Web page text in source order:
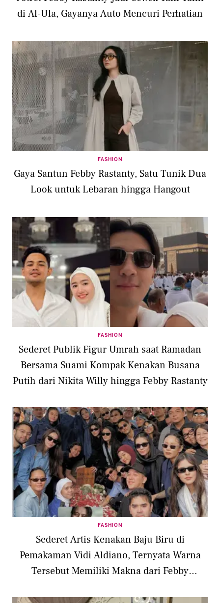
di Al-Ula, Gayanya Auto Mencuri Perhatian
FASHION
Gaya Santun Febby Rastanty, Satu Tunik Dua
Look untuk Lebaran hingga Hangout
FASHION
Sederet Publik Figur Umrah saat Ramadan
Bersama Suami Kompak Kenakan Busana
Putih dari Nikita Willy hingga Febby Rastanty
FASHION
Sederet Artis Kenakan Baju Biru di
Pemakaman Vidi Aldiano, Ternyata Warna
Tersebut Memiliki Makna dari Febby